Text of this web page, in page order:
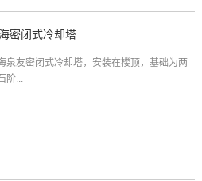
海密闭式冷却塔
泉友密闭式冷却塔，安装在楼顶，基础为两
阶...